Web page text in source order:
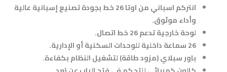
انتركم اسباني من اوتا 26 خط بجودة تصنيع إسبانية عالية
وأداء موثوق.
لوحة خارجية تدعم 26 خط اتصال.
26 سماعة داخلية للوحدات السكنية أو الإدارية.
باور سبلاي (مزود طاقة) لتشغيل النظام بكفاءة.